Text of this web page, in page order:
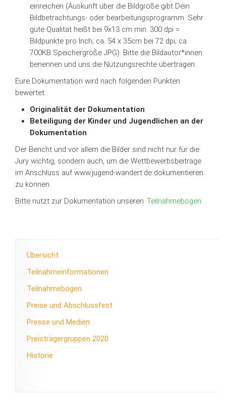
einreichen (Auskunft über die Bildgröße gibt Dein
Bildbetrachtungs- oder bearbeitungsprogramm. Sehr
gute Qualität heißt bei 9x13 cm min. 300 dpi =
Bildpunkte pro Inch; ca. 54 x 35cm bei 72 dpi; ca.
700KB Speichergröße JPG). Bitte die Bildautor*innen
benennen und uns die Nutzungsrechte übertragen.
Eure Dokumentation wird nach folgenden Punkten
bewertet:
Originalität der Dokumentation
Beteiligung der Kinder und Jugendlichen an der
Dokumentation
Der Bericht und vor allem die Bilder sind nicht nur für die
Jury wichtig, sondern auch, um die Wettbewerbsbeiträge
im Anschluss auf www.jugend-wandert.de dokumentieren
zu können.
Bitte nutzt zur Dokumentation unseren Teilnahmebogen.
Übersicht
Teilnahmeinformationen
Teilnahmebogen
Preise und Abschlussfest
Presse und Medien
Preisträgergruppen 2020
Historie